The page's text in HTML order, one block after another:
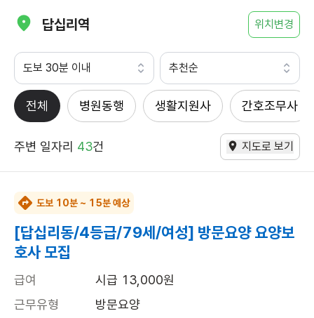
답십리역 위치변경
도보 30분 이내 추천순
전체 병원동행 생활지원사 간호조무사
주변 일자리 43건 지도로 보기
도보 10분 ~ 15분 예상
[답십리동/4등급/79세/여성] 방문요양 요양보
호사 모집
급여
시급 13,000원
근무유형
방문요양